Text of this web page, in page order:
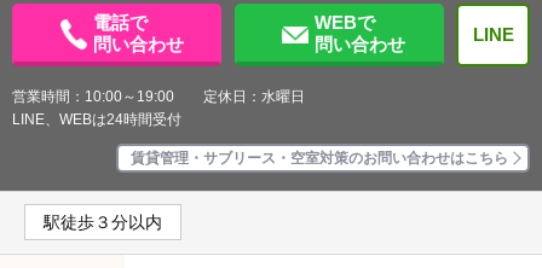
電話で
問い合わせ
WEBで
問い合わせ
LINE
営業時間：10:00～19:00 定休日：水曜日
LINE、WEBは24時間受付
賃貸管理・サブリース・空室対策のお問い合わせはこちら
駅徒歩３分以内